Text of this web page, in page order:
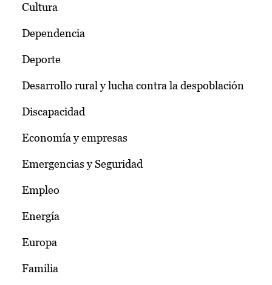
Cultura
Dependencia
Deporte
Desarrollo rural y lucha contra la despoblación
Discapacidad
Economía y empresas
Emergencias y Seguridad
Empleo
Energía
Europa
Familia